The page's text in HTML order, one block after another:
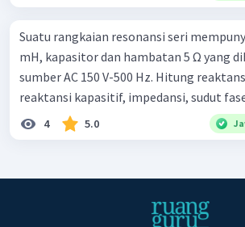
Suatu rangkaian resonansi seri
mH, kapasitor dan hambatan 5 Ω yang
sumber AC 150 V-500 Hz. Hitung
reaktansi kapasitif, impedansi, sudut
4 5.0